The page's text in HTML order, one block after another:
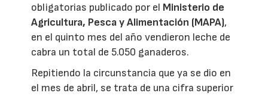
obligatorias publicado por el Ministerio de
Agricultura, Pesca y Alimentación (MAPA),
en el quinto mes del año vendieron leche de
cabra un total de 5.050 ganaderos.
Repitiendo la circunstancia que ya se dio en
el mes de abril, se trata de una cifra superior